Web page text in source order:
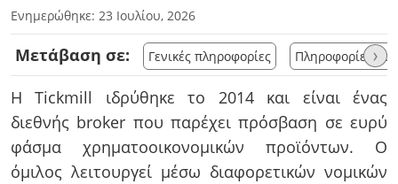
Ενημερώθηκε: 23 Ιουλίου, 2026
Μετάβαση σε: Γενικές πληροφορίες Πληροφορίες›
Η Tickmill ιδρύθηκε το 2014 και είναι ένας
διεθνής broker που παρέχει πρόσβαση σε ευρύ
φάσμα χρηματοοικονομικών προϊόντων. Ο
όμιλος λειτουργεί μέσω διαφορετικών νομικών